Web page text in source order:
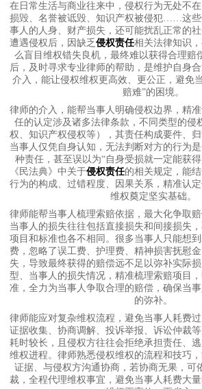
在日常生活与商业往来中，侵权行为无处不
损毁、名誉被诋毁、知识产权被侵犯……这些
事人的人身、财产损失，还可能扰乱正常的
遭遇侵权后，因缺乏 侵权责任相关法律知识
么盲目维权错失良机，最终难以获得合理赔
后，及时寻求专业律师的帮助，是维护自身
介入，能让侵权维权更高效、更公正，避免
赔难”的困境。
律师的介入，能帮当事人明确侵权边界，精
任的认定涉及诸多法律条款，不同类型的侵
权、知识产权侵权等），其责任构成要件、
当事人仅凭自身认知，无法判断对方的行为
种责任，甚至误以为“自身受损就一定能获
《民法典》中关于侵权责任的相关规定，能
行为的构成、过错程度、因果关系，精准认
维权奠定坚实基础。
律师能帮当事人梳理索赔依据，最大化争取
当事人的损失往往包括直接损失和间接损失
项目和标准也各不相同。很多当事人只能想
费，忽略了误工费、护理费、精神损害抚慰
失，导致最终获得的赔偿远不足以弥补实际
型、当事人的损失情况，精准梳理索赔项目
准，全力为当事人争取合理的赔偿，确保当
的弥补。
律师能应对复杂维权流程，避免当事人耗费
证据收集、协商调解、投诉举报、诉讼仲裁等
耗时较长，且侵权方往往会拒绝承担责任、
维权进程。律师熟悉侵权维权的流程和技巧
证据、与侵权方沟通协商，若协商无果，可
裁，全程代理维权事宜，避免当事人耗费大